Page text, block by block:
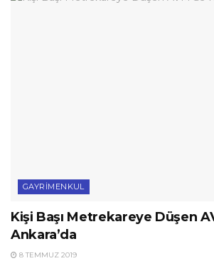
GAYRIMENKUL
Kişi Başı Metrekareye Düşen
Ankara’da
8 TEMMUZ 2019